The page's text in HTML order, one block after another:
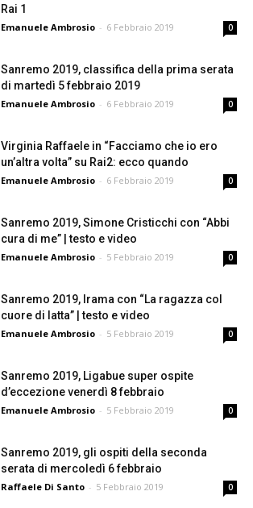
Rai 1
Emanuele Ambrosio - 6 Febbraio 2019 0
Sanremo 2019, classifica della prima serata
di martedì 5 febbraio 2019
Emanuele Ambrosio - 6 Febbraio 2019 0
Virginia Raffaele in “Facciamo che io ero
un’altra volta” su Rai2: ecco quando
Emanuele Ambrosio - 6 Febbraio 2019 0
Sanremo 2019, Simone Cristicchi con “Abbi
cura di me” | testo e video
Emanuele Ambrosio - 5 Febbraio 2019 0
Sanremo 2019, Irama con “La ragazza col
cuore di latta” | testo e video
Emanuele Ambrosio - 5 Febbraio 2019 0
Sanremo 2019, Ligabue super ospite
d’eccezione venerdì 8 febbraio
Emanuele Ambrosio - 5 Febbraio 2019 0
Sanremo 2019, gli ospiti della seconda
serata di mercoledì 6 febbraio
Raffaele Di Santo - 5 Febbraio 2019 0